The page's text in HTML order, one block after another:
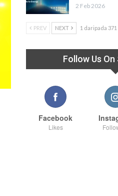
2 Feb 2026
PREV NEXT 1 daripada 371
Follow Us
Facebook
Likes